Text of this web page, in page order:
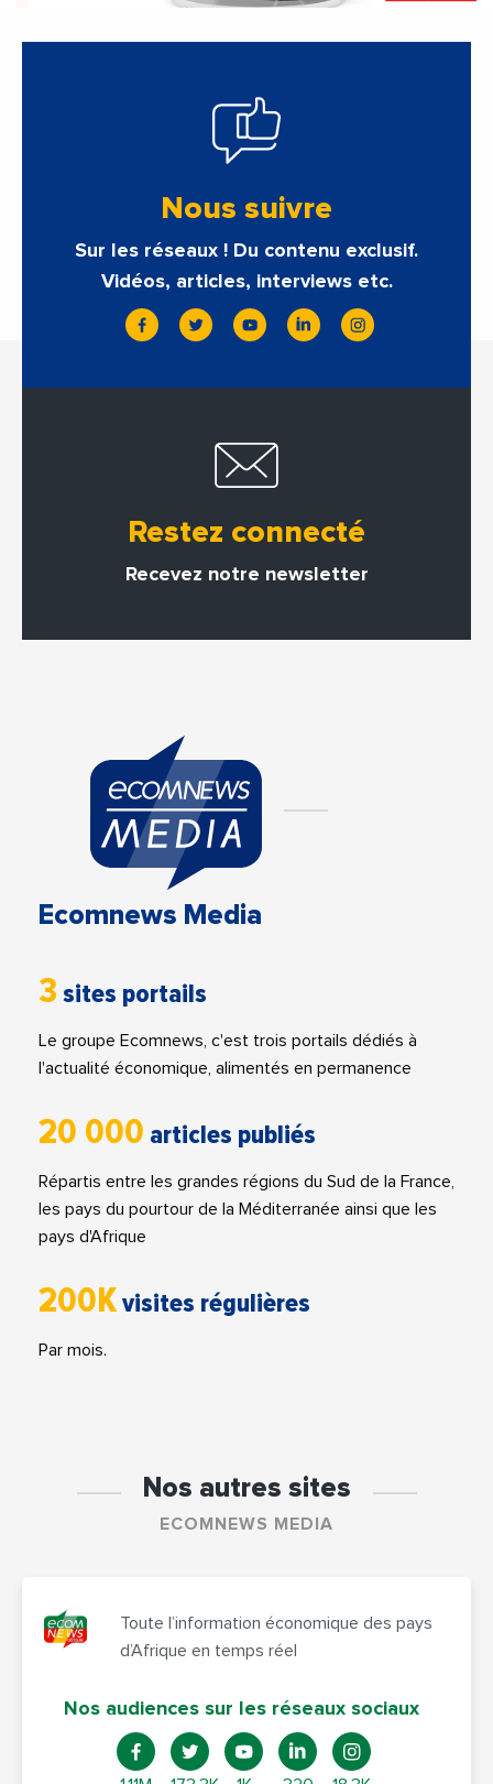
Nous suivre
Sur les réseaux ! Du contenu exclusif.
Vidéos, articles, interviews etc.
Restez connecté
Recevez notre newsletter
Ecomnews Media
3 sites portails
Le groupe Ecomnews, c'est trois portails dédiés à
l'actualité économique, alimentés en permanence
20 000 articles publiés
Répartis entre les grandes régions du Sud de la France,
les pays du pourtour de la Méditerranée ainsi que les
pays d'Afrique
200Kvisites régulières
Par mois.
Nos autres sites
ECOMNEWS MEDIA
Toute l’information économique des pays
d’Afrique en temps réel
Nos audiences sur les réseaux sociaux